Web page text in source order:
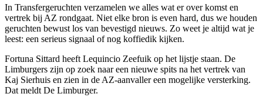
In Transfergeruchten verzamelen we alles wat er over komst en
vertrek bij AZ rondgaat. Niet elke bron is even hard, dus we houden
geruchten bewust los van bevestigd nieuws. Zo weet je altijd wat je
leest: een serieus signaal of nog koffiedik kijken.
Fortuna Sittard heeft Lequincio Zeefuik op het lijstje staan. De
Limburgers zijn op zoek naar een nieuwe spits na het vertrek van
Kaj Sierhuis en zien in de AZ-aanvaller een mogelijke versterking.
Dat meldt De Limburger.